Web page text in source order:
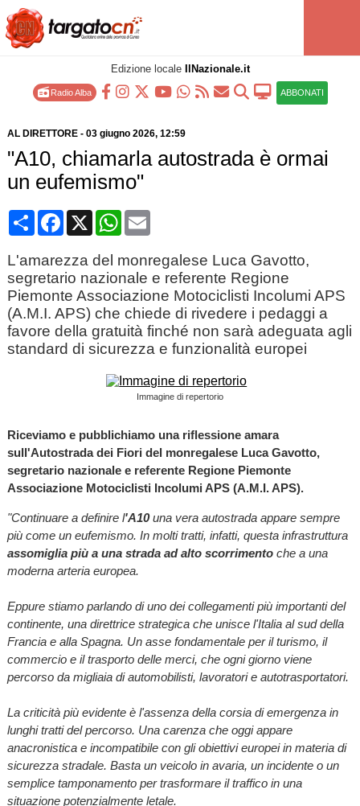
Edizione locale IlNazionale.it
Radio Alba ABBONATI
AL DIRETTORE- 03 giugno 2026, 12:59
"A10, chiamarla autostrada è ormai
un eufemismo"
CondividiFacebook
X WhatsApp
Email
L'amarezza del monregalese Luca Gavotto,
segretario nazionale e referente Regione
Piemonte Associazione Motociclisti Incolumi APS
(A.M.I. APS) che chiede di rivedere i pedaggi a
favore della gratuità finché non sarà adeguata agli
standard di sicurezza e funzionalità europei
Immagine di repertorio
Riceviamo e pubblichiamo una riflessione amara
sull'Autostrada dei Fiori del monregalese Luca Gavotto,
segretario nazionale e referente Regione Piemonte
Associazione Motociclisti Incolumi APS (A.M.I. APS).
"Continuare a definire l'A10una vera autostrada appare sempre
più come un eufemismo. In molti tratti, infatti, questa infrastruttura
assomiglia più a una strada ad alto scorrimentoche a una
moderna arteria europea.
Eppure stiamo parlando di uno dei collegamenti più importanti del
continente, una direttrice strategica che unisce l'Italia al sud della
Francia e alla Spagna. Un asse fondamentale per il turismo, il
commercio e il trasporto delle merci, che ogni giorno viene
percorso da migliaia di automobilisti, lavoratori e autotrasportatori.
La criticità più evidente è l'assenza della corsia di emergenza in
lunghi tratti del percorso. Una carenza che oggi appare
anacronistica e incompatibile con gli obiettivi europei in materia di
sicurezza stradale. Basta un veicolo in avaria, un incidente o un
semplice tamponamento per trasformare il traffico in una
situazione potenzialmente letale.